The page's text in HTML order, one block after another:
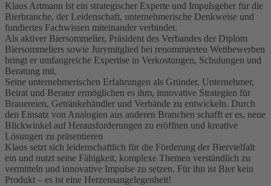
Klaus Artmann ist ein strategischer Experte und Impulsgeber für die
Bierbranche, der Leidenschaft, unternehmerische Denkweise und
fundiertes Fachwissen miteinander verbindet.
Als aktiver Biersommelier, Präsident des Verbandes der Diplom
Biersommeliers sowie Jurymitglied bei renommierten Wettbewerben
bringt er umfangreiche Expertise in Verkostungen, Schulungen und
Beratung mit.
Seine unternehmerischen Erfahrungen als Gründer, Unternehmer,
Beirat und Berater ermöglichen es ihm, innovative Strategien für
Brauereien, Getränkehändler und Verbände zu entwickeln. Durch
den Einsatz von Analogien aus anderen Branchen schafft er es, neue
Blickwinkel auf Herausforderungen zu eröffnen und kreative
Lösungen zu präsentieren
Klaus setzt sich leidenschaftlich für die Förderung der Biervielfalt
ein und nutzt seine Fähigkeit, komplexe Themen verständlich zu
vermitteln und innovative Impulse zu setzen. Für ihn ist Bier kein
Produkt – es ist eine Herzensangelegenheit!